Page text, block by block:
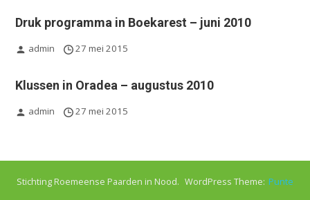
Druk programma in Boekarest – juni 2010
admin 27 mei 2015
Klussen in Oradea – augustus 2010
admin 27 mei 2015
Stichting Roemeense Paarden in Nood. WordPress Theme: Punte